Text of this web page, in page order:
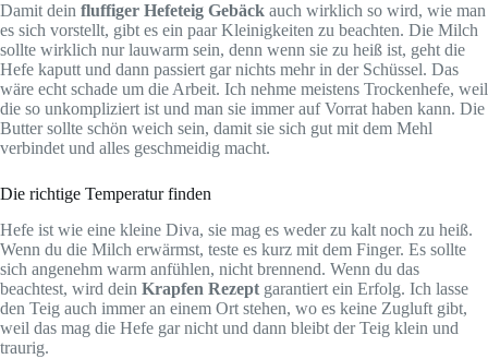
Damit dein fluffiger Hefeteig Gebäck auch wirklich so wird, wie man
es sich vorstellt, gibt es ein paar Kleinigkeiten zu beachten. Die Milch
sollte wirklich nur lauwarm sein, denn wenn sie zu heiß ist, geht die
Hefe kaputt und dann passiert gar nichts mehr in der Schüssel. Das
wäre echt schade um die Arbeit. Ich nehme meistens Trockenhefe, weil
die so unkompliziert ist und man sie immer auf Vorrat haben kann. Die
Butter sollte schön weich sein, damit sie sich gut mit dem Mehl
verbindet und alles geschmeidig macht.
Die richtige Temperatur finden
Hefe ist wie eine kleine Diva, sie mag es weder zu kalt noch zu heiß.
Wenn du die Milch erwärmst, teste es kurz mit dem Finger. Es sollte
sich angenehm warm anfühlen, nicht brennend. Wenn du das
beachtest, wird dein Krapfen Rezept garantiert ein Erfolg. Ich lasse
den Teig auch immer an einem Ort stehen, wo es keine Zugluft gibt,
weil das mag die Hefe gar nicht und dann bleibt der Teig klein und
traurig.